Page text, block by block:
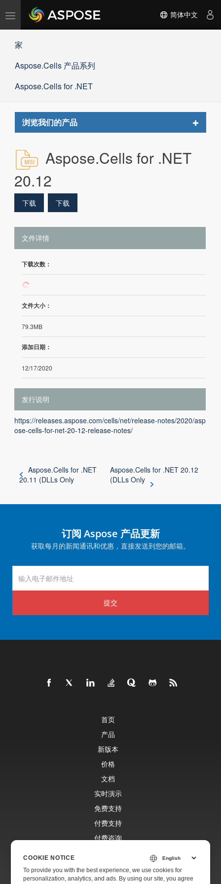
切
航
简体中文
家
Aspose.Cells 产品系列
Aspose.Cells for .NET
浏览我们的产品
Toggle
Aspose.Cells for .NET
20.12
下载 下载
文件详情
下载次数：
49
文件大小：
79.3MB
添加日期：
12/17/2020
发行说明
https://releases.aspose.com/cells/net/release-notes/2020/asp
ose-cells-for-net-20-12-release-notes/
Aspose.Cells for .NET
20.11 (DLLs Only
Aspose.Cells for .NET 20.12
(DLLs Only
订阅 Aspose 产品更新
获取每月的新闻通讯和优惠，直接发送到您的邮箱。
提交
首页
产品
新版本
价格
文档
实时演示
免费支持
付费支持
付费咨询
网站
COOKIE NOTICE
To provide you with the best experience, we use cookies for
personalization, analytics, and ads. By using our site, you agree